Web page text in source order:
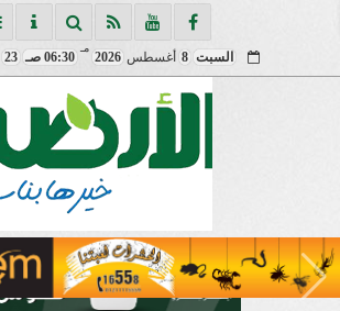
السبت 8 أغسطس 2026
مـ
06:30 صـ 23